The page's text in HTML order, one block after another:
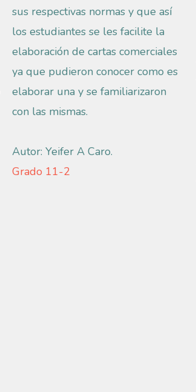
sus respectivas normas y que así
los estudiantes se les facilite la
elaboración de cartas comerciales
ya que pudieron conocer como es
elaborar una y se familiarizaron
con las mismas.
Autor: Yeifer A Caro.
Grado 11-2